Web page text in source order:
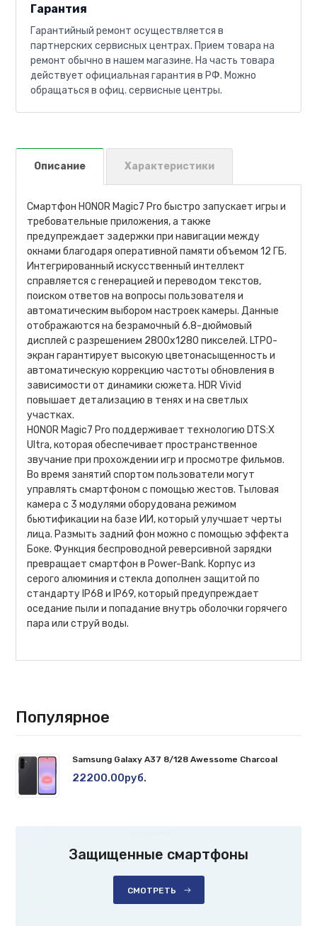
Гарантия
Гарантийный ремонт осуществляется в
партнерских сервисных центрах. Прием товара на
ремонт обычно в нашем магазине. На часть товара
действует официальная гарантия в РФ. Можно
обращаться в офиц. сервисные центры.
Описание Характеристики
Смартфон HONOR Magic7 Pro быстро запускает игры и
требовательные приложения, а также
предупреждает задержки при навигации между
окнами благодаря оперативной памяти объемом 12 ГБ.
Интегрированный искусственный интеллект
справляется с генерацией и переводом текстов,
поиском ответов на вопросы пользователя и
автоматическим выбором настроек камеры. Данные
отображаются на безрамочный 6.8-дюймовый
дисплей с разрешением 2800х1280 пикселей. LTPO-
экран гарантирует высокую цветонасыщенность и
автоматическую коррекцию частоты обновления в
зависимости от динамики сюжета. HDR Vivid
повышает детализацию в тенях и на светлых
участках.
HONOR Magic7 Pro поддерживает технологию DTS:X
Ultra, которая обеспечивает пространственное
звучание при прохождении игр и просмотре фильмов.
Во время занятий спортом пользователи могут
управлять смартфоном с помощью жестов. Тыловая
камера с 3 модулями оборудована режимом
бьютификации на базе ИИ, который улучшает черты
лица. Размыть задний фон можно с помощью эффекта
Боке. Функция беспроводной реверсивной зарядки
превращает смартфон в Power-Bank. Корпус из
серого алюминия и стекла дополнен защитой по
стандарту IP68 и IP69, который предупреждает
оседание пыли и попадание внутрь оболочки горячего
пара или струй воды.
Популярное
Samsung Galaxy A37 8/128 Awessome Charcoal
22200.00руб.
Защищенные смартфоны
СМОТРЕТЬ